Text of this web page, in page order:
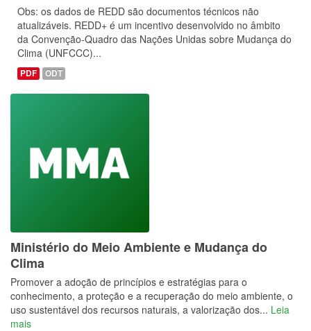
Obs: os dados de REDD são documentos técnicos não
atualizáveis. REDD+ é um incentivo desenvolvido no âmbito
da Convenção-Quadro das Nações Unidas sobre Mudança do
Clima (UNFCCC)...
PDF ODT
Ministério do Meio Ambiente e Mudança do
Clima
Promover a adoção de princípios e estratégias para o
conhecimento, a proteção e a recuperação do meio ambiente, o
uso sustentável dos recursos naturais, a valorização dos... Leia
mais